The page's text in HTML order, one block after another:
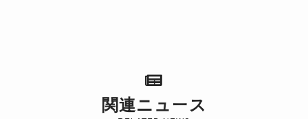
関連ニュース